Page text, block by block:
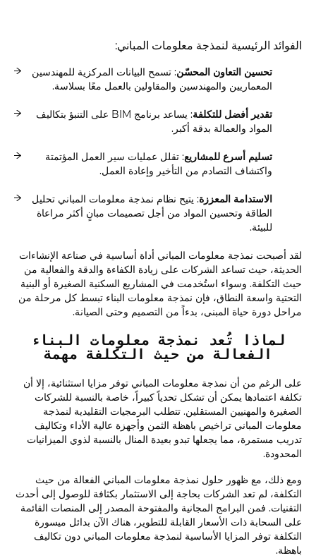
الفوائد الرئيسية لنمذجة معلومات المباني:
تحسين التعاون المحسّن: تسمح البيانات المركزية للمهندسين
المعماريين والمهندسين والمقاولين بالعمل معًا بسلاسة.
تقدير أفضل للتكلفة
: يساعد برنامج BIM على التنبؤ بتكاليف
المواد والعمالة بدقة أكبر.
تسليم أسرع للمشاريع: تقلل عمليات سير العمل المؤتمتة
واكتشاف التصادم من التأخير وإعادة العمل.
الاستدامة المعززة: يتيح نظام نمذجة معلومات المباني تحليل
الطاقة وتحسين المواد من أجل تصميمات مبانٍ أكثر مراعاة
للبيئة.
لقد أصبحت نمذجة معلومات المباني أداة أساسية في صناعة الإنشاءات
الحديثة، حيث تساعد الشركات على زيادة الكفاءة والدقة والفعالية من
حيث التكلفة. وسواء استُخدمت في المشاريع السكنية الصغيرة أو البنية
التحتية واسعة النطاق، فإن نمذجة معلومات البناء تبسط كل مرحلة من
مراحل دورة حياة المبنى، بدءاً من التصميم وحتى الصيانة.
لماذا تُعد نمذجة معلومات البناء
الفعالة من حيث التكلفة مهمة
على الرغم من أن نمذجة معلومات المباني توفر مزايا استثنائية، إلا أن
تكلفة اعتمادها يمكن أن تشكل تحدياً كبيراً، خاصة بالنسبة للشركات
الصغيرة والمهنيين المستقلين. تتطلب البرمجيات التقليدية لنمذجة
معلومات المباني تراخيص باهظة الثمن وأجهزة عالية الأداء وتكاليف
تدريب مستمرة، مما يجعلها تبدو بعيدة المنال بالنسبة لذوي الميزانيات
المحدودة.
ومع ذلك، مع ظهور حلول نمذجة معلومات المباني الفعالة من حيث
التكلفة، لم تعد الشركات بحاجة إلى الاستثمار بكثافة للوصول إلى أحدث
التقنيات. فمن البرامج المجانية والمفتوحة المصدر إلى المنصات القائمة
على السحابة ذات الأسعار القابلة للتطوير، هناك الآن بدائل ميسورة
التكلفة توفر المزايا الأساسية لنمذجة معلومات المباني دون تكاليف
باهظة.